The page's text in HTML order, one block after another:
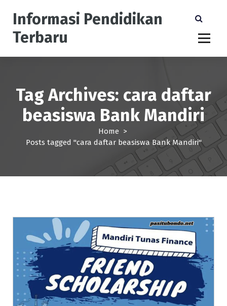
Informasi Pendidikan
Terbaru
Tag Archives: cara daftar
beasiswa Bank Mandiri
Home >
Posts tagged "cara daftar beasiswa Bank Mandiri"